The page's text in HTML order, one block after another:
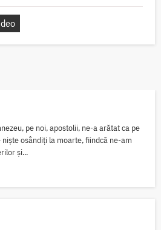
pe noi, apostolii, ne-a arătat ca pe
osândiți la moarte, fiindcă ne-am
și...